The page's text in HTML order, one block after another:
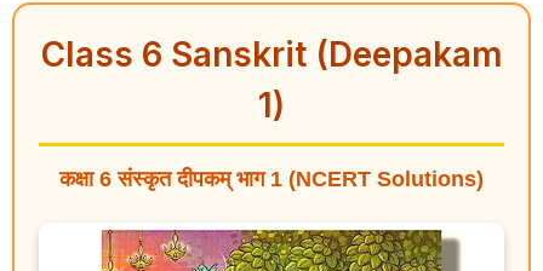
Class 6 Sanskrit (Deepakam
1)
कक्षा 6 संस्कृत दीपकम् भाग 1 (NCERT Solutions)